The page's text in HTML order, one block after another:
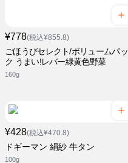
¥778(税込¥855.8)
ごほうびセレクト/ボリュームパッ
ク うまい!レバー緑黄色野菜
160g
¥428(税込¥470.8)
ドギーマン 絹紗 牛タン
100g